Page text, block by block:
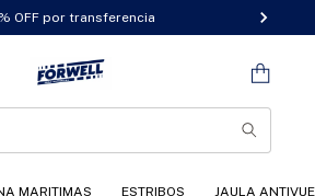
OFF por transferencia
MARITIMAS ESTRIBOS JAULA